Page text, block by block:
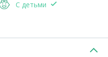
С детьми